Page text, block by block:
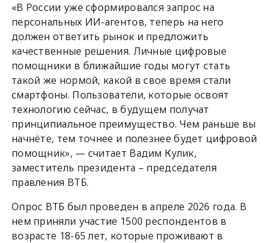
«В России уже сформировался запрос на
персональных ИИ-агентов, теперь на него
должен ответить рынок и предложить
качественные решения. Личные цифровые
помощники в ближайшие годы могут стать
такой же нормой, какой в свое время стали
смартфоны. Пользователи, которые освоят
технологию сейчас, в будущем получат
принципиальное преимущество. Чем раньше вы
начнёте, тем точнее и полезнее будет цифровой
помощник», — считает Вадим Кулик,
заместитель президента – председателя
правления ВТБ.
Опрос ВТБ был проведен в апреле 2026 года. В
нем приняли участие 1500 респондентов в
возрасте 18-65 лет, которые проживают в